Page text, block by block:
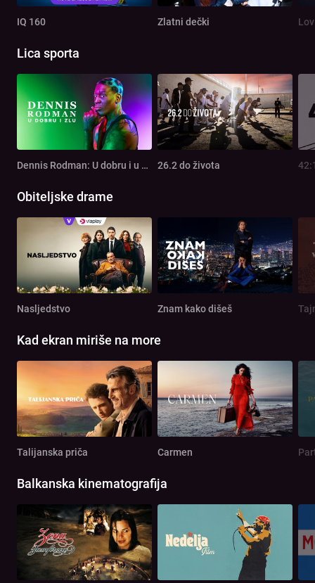
IQ 160 Zlatni dečki
Lica sporta
Dennis Rodman: U dobru i u zlu 26.2 do života
Obiteljske drame
Nasljedstvo Znam kako dišeš
Kad ekran miriše na more
Talijanska priča Carmen
Balkanska kinematografija